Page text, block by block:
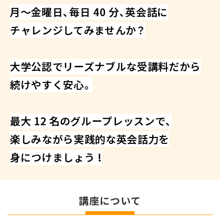
⽉〜⾦曜⽇、​毎⽇ 40 分、​英会話に​
チャレンジしてみませんか？
⼤学公認で​リーズナブルな​受講料だから
続けやすく​安⼼。
最⼤ 12 名の​グループレッスンで、
楽しみながら​実践的な​英会話⼒を
⾝に​つけましょう​ !
講座について